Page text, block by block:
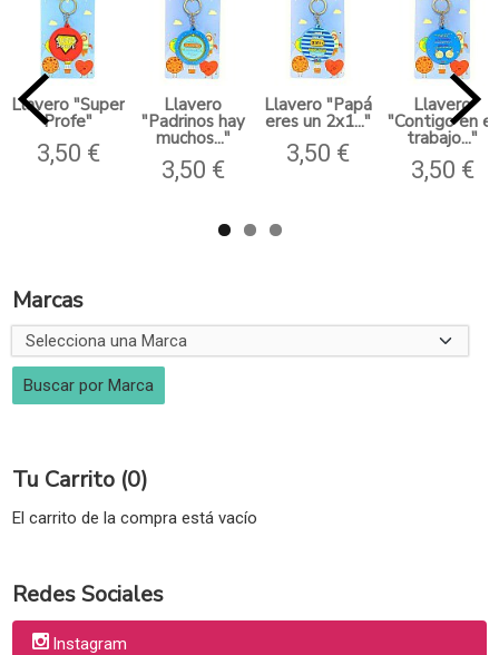
Marcas
Tu Carrito (0)
El carrito de la compra está vacío
Redes Sociales
Instagram
Llavero "Super
Profe"
3,50 €
Llavero
"Padrinos hay
muchos..."
3,50 €
Llavero "Papá
eres un 2x1..."
3,50 €
Llavero
"Contigo en el
trabajo..."
3,50 €